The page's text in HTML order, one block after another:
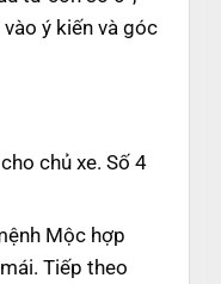
ý kiến và góc
chủ xe. Số 4
Mộc hợp
Tiếp theo